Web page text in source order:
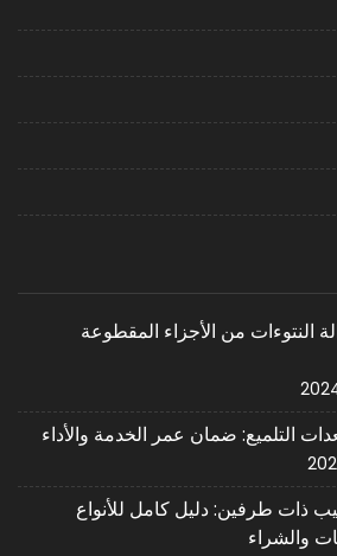
النتوءات من الأجزاء المقطوعة
التلميع: ضمان عمر الخدمة والأداء
ذات طرفين: دليل كامل للأنواع
والشراء